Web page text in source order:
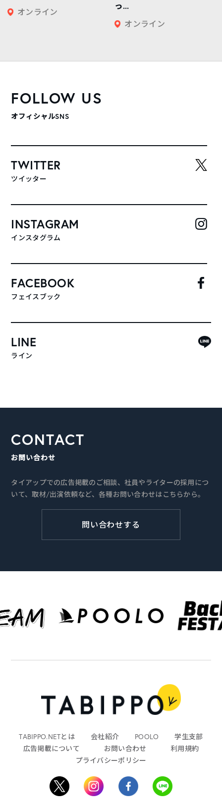
オンライン
っ...
オンライン
FOLLOW US
オフィシャルSNS
TWITTER
ツイッター
INSTAGRAM
インスタグラム
FACEBOOK
フェイスブック
LINE
ライン
CONTACT
お問い合わせ
タイアップでの広告掲載のご相談、社員やライターの採用につ
いて、取材/出演依頼など、各種お問い合わせはこちらから。
問い合わせする
TABIPPO.NETとは 会社紹介 POOLO
学生支部
広告掲載について
お問い合わせ
利用規約
プライバシーポリシー